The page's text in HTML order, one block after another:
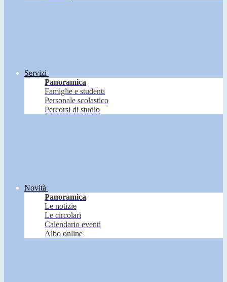
Servizi
Panoramica
Famiglie e studenti
Personale scolastico
Percorsi di studio
Novità
Panoramica
Le notizie
Le circolari
Calendario eventi
Albo online